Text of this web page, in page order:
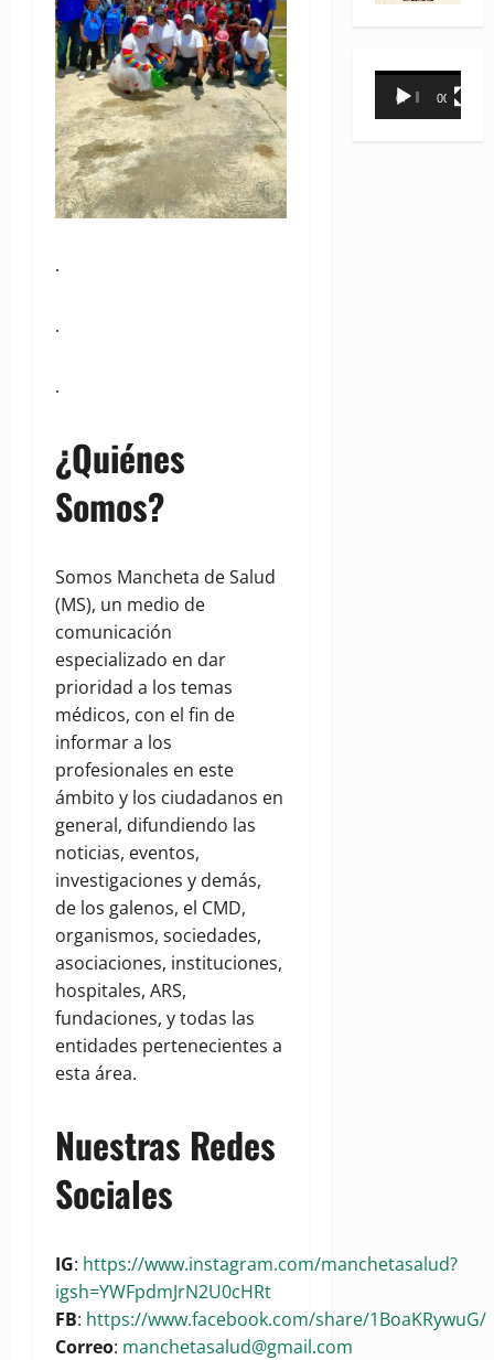
.
.
.
¿Quiénes
Somos?
Somos Mancheta de Salud
(MS), un medio de
comunicación
especializado en dar
prioridad a los temas
médicos, con el fin de
informar a los
profesionales en este
ámbito y los ciudadanos en
general, difundiendo las
noticias, eventos,
investigaciones y demás,
de los galenos, el CMD,
organismos, sociedades,
asociaciones, instituciones,
hospitales, ARS,
fundaciones, y todas las
entidades pertenecientes a
esta área.
Nuestras Redes
Sociales
IG: https://www.instagram.com/manchetasalud?
igsh=YWFpdmJrN2U0cHRt
FB: https://www.facebook.com/share/1BoaKRywuG/
Correo: manchetasalud@gmail.com
Reproductor
00:00 00:31